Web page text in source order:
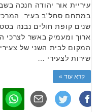
עיריית אור יהודה חנכה
במתחם סחל"ב בעיר.
שנים קופת חולים נבנה
ארוך ומעמיק באשר לצרכי
המקום לבית השני של
שירות לצעירי …
קרא עוד »